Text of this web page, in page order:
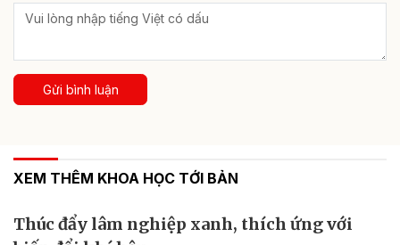
Gửi bình luận
XEM THÊM KHOA HỌC TỚI BẢN
Thúc đẩy lâm nghiệp xanh, thích ứng với